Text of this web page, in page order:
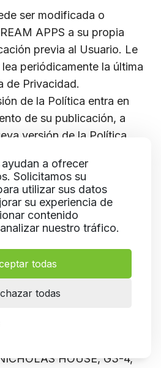
a ofrecer
Solicitamos su
utilizar sus datos
su experiencia de
contenido
nuestro tráfico.
todas
todas
ser modificada o
APPS a su propia
previa al Usuario. Le
periódicamente la última
de Privacidad.
de la Política entra en
de su publicación, a
versión de la Política
vigente de la
en el sitio de ICECREAM
confianza y siempre
sus preguntas
datos personales.
o inquietud,
HOUSE, G3-4,